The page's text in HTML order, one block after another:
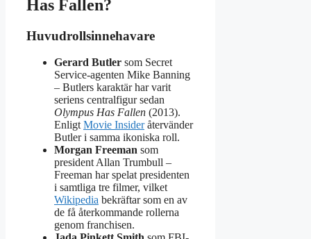
Has Fallen?
Huvudrollsinnehavare
Gerard Butler som Secret
Service-agenten Mike Banning
– Butlers karaktär har varit
seriens centralfigur sedan
Olympus Has Fallen (2013).
EnligtMovie Insideråtervänder
Butler i samma ikoniska roll.
Morgan Freeman som
president Allan Trumbull –
Freeman har spelat presidenten
i samtliga tre filmer, vilket
Wikipedia bekräftar som en av
de få återkommande rollerna
genom franchisen.